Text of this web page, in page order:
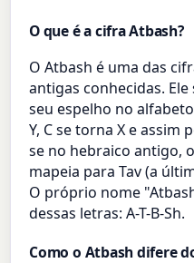
O que é a cifra Atbash?
O Atbash é uma das
antigas conhecidas.
seu espelho no
Y, C se torna X e
se no hebraico antigo,
mapeia para Tav (a
O próprio nome
dessas letras: A-T-B-Sh.
Como o Atbash difere